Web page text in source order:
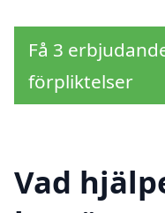
Få 3
förpliktelser
Vad